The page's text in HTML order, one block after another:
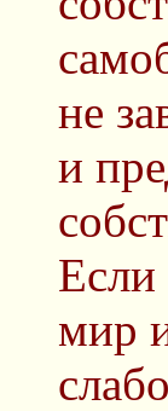
не
и
Если
мир